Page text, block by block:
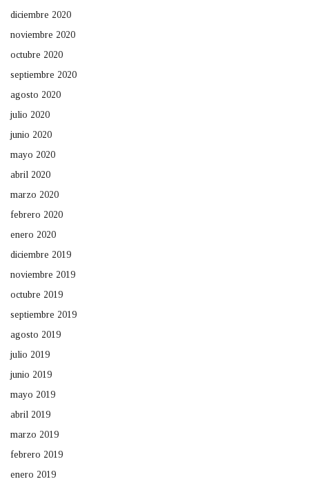
diciembre 2020
noviembre 2020
octubre 2020
septiembre 2020
agosto 2020
julio 2020
junio 2020
mayo 2020
abril 2020
marzo 2020
febrero 2020
enero 2020
diciembre 2019
noviembre 2019
octubre 2019
septiembre 2019
agosto 2019
julio 2019
junio 2019
mayo 2019
abril 2019
marzo 2019
febrero 2019
enero 2019